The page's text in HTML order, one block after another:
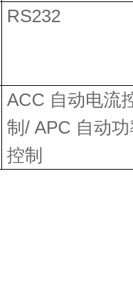
RS232
ACC 自动电流
制/ APC 自动
控制